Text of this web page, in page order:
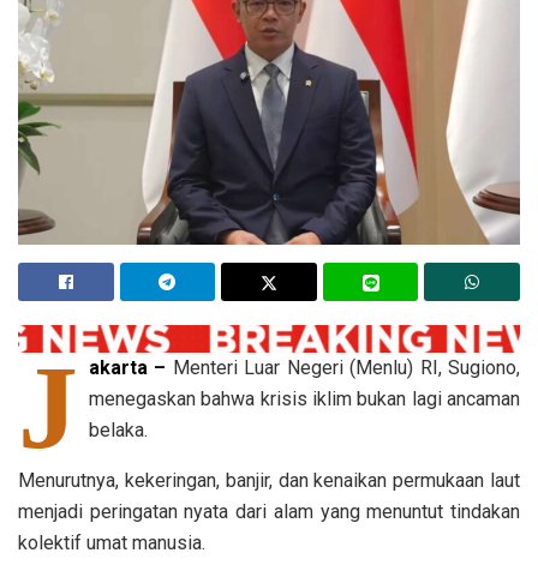
J akarta – Menteri Luar Negeri (Menlu) RI, Sugiono,
menegaskan bahwa krisis iklim bukan lagi ancaman
belaka.
Menurutnya, kekeringan, banjir, dan kenaikan permukaan laut
menjadi peringatan nyata dari alam yang menuntut tindakan
kolektif umat manusia.